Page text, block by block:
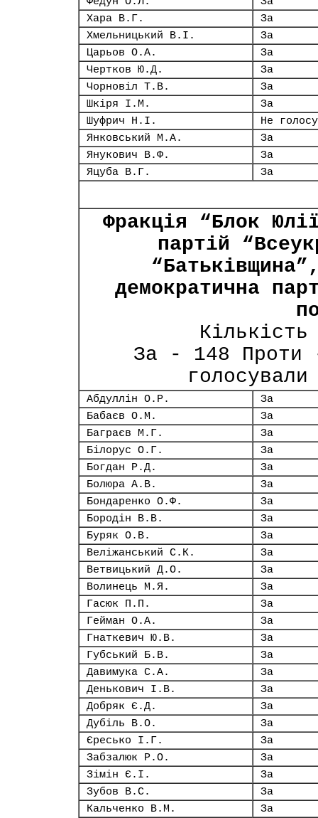
Хара В.Г.
За
Хмельницький В.І.
За
Царьов О.А.
За
Чертков Ю.Д.
За
Чорновіл Т.В.
За
Шкіря І.М.
За
Шуфрич Н.І.
Не
Янковський М.А.
За
Янукович В.Ф.
За
Яцуба В.Г.
За
Фракція “Блок
партій
демократична
За - 148 Проти
Абдуллін О.Р.
За
Бабаєв О.М.
За
Баграєв М.Г.
За
Білорус О.Г.
За
Богдан Р.Д.
За
Болюра А.В.
За
Бондаренко О.Ф.
За
Бородін В.В.
За
Буряк О.В.
За
Веліжанський С.К.
За
Ветвицький Д.О.
За
Волинець М.Я.
За
Гасюк П.П.
За
Гейман О.А.
За
Гнаткевич Ю.В.
За
Губський Б.В.
За
Давимука С.А.
За
Денькович І.В.
За
Добряк Є.Д.
За
Дубіль В.О.
За
Єресько І.Г.
За
Забзалюк Р.О.
За
Зімін Є.І.
За
Зубов В.С.
За
Кальченко В.М.
За